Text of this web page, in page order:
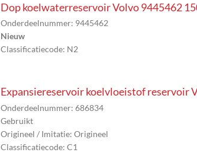
Dop koelwaterreservoir Volvo 9445462
Onderdeelnummer: 9445462
Nieuw
Classificatiecode: N2
Expansiereservoir koelvloeistof reservoir
Onderdeelnummer: 686834
Gebruikt
Origineel / Imitatie: Origineel
Classificatiecode: C1